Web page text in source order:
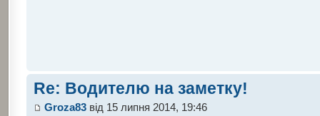
Re: Водителю на заметку!
Groza83від 15 липня 2014, 19:46